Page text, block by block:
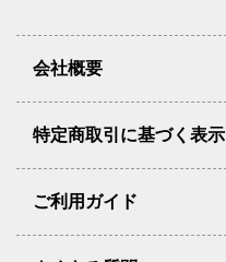
会社概要
特定商取引に基づく表示
ご利用ガイド